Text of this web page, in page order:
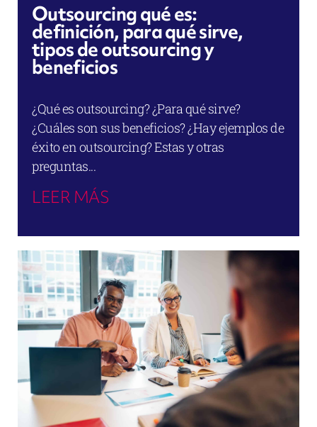
Outsourcing qué es:
definición, para qué sirve,
tipos de outsourcing y
beneficios
¿Qué es outsourcing? ¿Para qué sirve?
¿Cuáles son sus beneficios? ¿Hay ejemplos de
éxito en outsourcing? Estas y otras
preguntas...
LEER MÁS